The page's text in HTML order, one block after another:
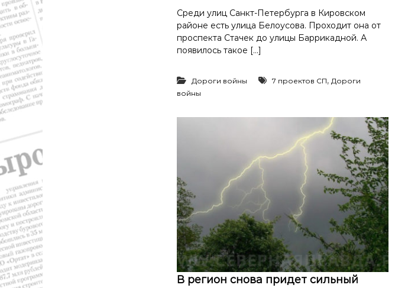
о
с
т
и
п
,
э
к
о
н
о
м
и
к
Среди улиц Санкт-Петербурга в Кировском
районе есть улица Белоусова. Проходит она от
проспекта Стачек до улицы Баррикадной. А
появилось такое […]
Дороги войны 7 проектов СП, Дороги
войны
В регион снова придет сильный